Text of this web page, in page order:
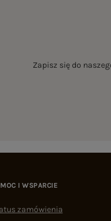
Zapisz się do
I WSPARCIE
zamówienia